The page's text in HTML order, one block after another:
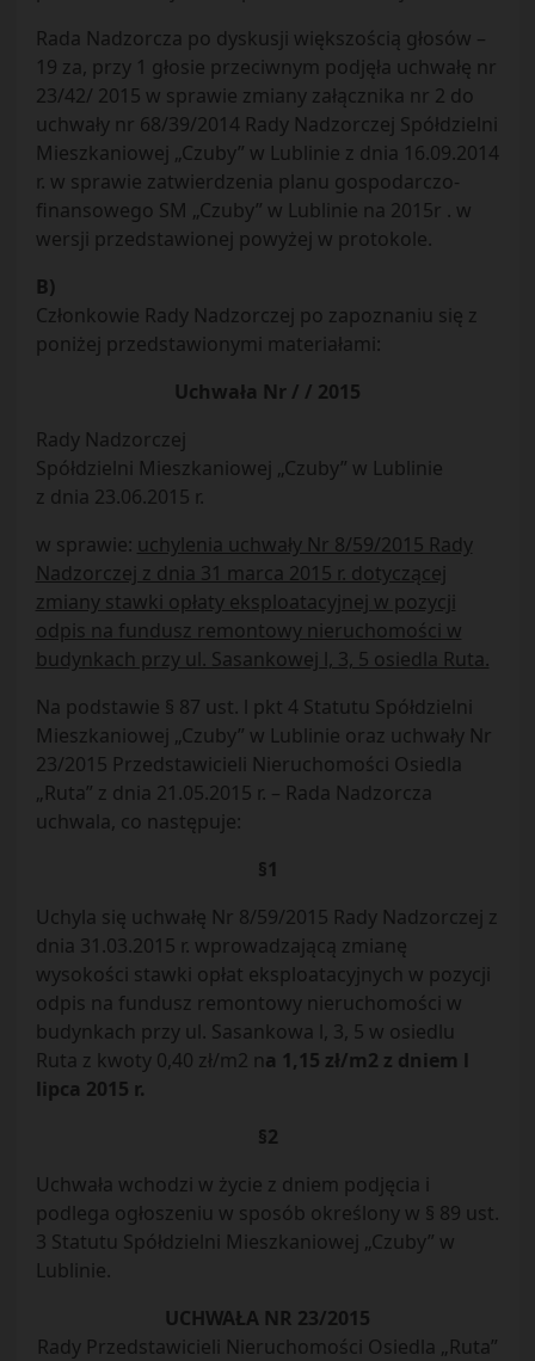
Rada Nadzorcza po dyskusji większością głosów –
19 za, przy 1 głosie przeciwnym podjęła uchwałę nr
23/42/ 2015 w sprawie zmiany załącznika nr 2 do
uchwały nr 68/39/2014 Rady Nadzorczej Spółdzielni
Mieszkaniowej „Czuby” w Lublinie z dnia 16.09.2014
r. w sprawie zatwierdzenia planu gospodarczo-
finansowego SM „Czuby” w Lublinie na 2015r . w
wersji przedstawionej powyżej w protokole.
B)
Członkowie Rady Nadzorczej po zapoznaniu się z
poniżej przedstawionymi materiałami:
Uchwała Nr / / 2015
Rady Nadzorczej
Spółdzielni Mieszkaniowej „Czuby” w Lublinie
z dnia 23.06.2015 r.
w sprawie: uchylenia uchwały Nr 8/59/2015 Rady
Nadzorczej z dnia 31 marca 2015 r. dotyczącej
zmiany stawki opłaty eksploatacyjnej w pozycji
odpis na fundusz remontowy nieruchomości w
budynkach przy ul. Sasankowej l, 3, 5 osiedla Ruta.
Na podstawie § 87 ust. l pkt 4 Statutu Spółdzielni
Mieszkaniowej „Czuby” w Lublinie oraz uchwały Nr
23/2015 Przedstawicieli Nieruchomości Osiedla
„Ruta” z dnia 21.05.2015 r. – Rada Nadzorcza
uchwala, co następuje:
§1
Uchyla się uchwałę Nr 8/59/2015 Rady Nadzorczej z
dnia 31.03.2015 r. wprowadzającą zmianę
wysokości stawki opłat eksploatacyjnych w pozycji
odpis na fundusz remontowy nieruchomości w
budynkach przy ul. Sasankowa l, 3, 5 w osiedlu
Ruta z kwoty 0,40 zł/m2 na 1,15 zł/m2 z dniem l
lipca 2015 r.
§2
Uchwała wchodzi w życie z dniem podjęcia i
podlega ogłoszeniu w sposób określony w § 89 ust.
3 Statutu Spółdzielni Mieszkaniowej „Czuby” w
Lublinie.
UCHWAŁA NR 23/2015
Rady Przedstawicieli Nieruchomości Osiedla „Ruta”